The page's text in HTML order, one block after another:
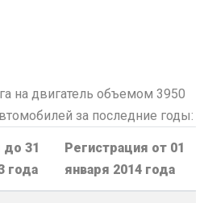
на двигатель объемом 3950
за последние годы:
до 31
года
Регистрация от 01
января 2014 года